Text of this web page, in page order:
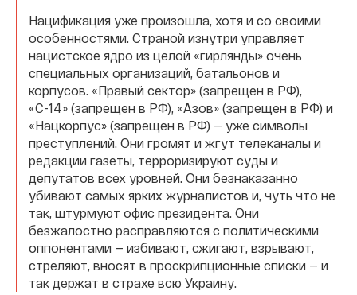
Нацификация уже произошла, хотя и со своими
особенностями. Страной изнутри управляет
нацистское ядро из целой «гирлянды» очень
специальных организаций, батальонов и
корпусов. «Правый сектор» (запрещен в РФ),
«С-14» (запрещен в РФ), «Азов» (запрещен в РФ) и
«Нацкорпус» (запрещен в РФ) — уже символы
преступлений. Они громят и жгут телеканалы и
редакции газеты, терроризируют суды и
депутатов всех уровней. Они безнаказанно
убивают самых ярких журналистов и, чуть что не
так, штурмуют офис президента. Они
безжалостно расправляются с политическими
оппонентами — избивают, сжигают, взрывают,
стреляют, вносят в проскрипционные списки — и
так держат в страхе всю Украину.